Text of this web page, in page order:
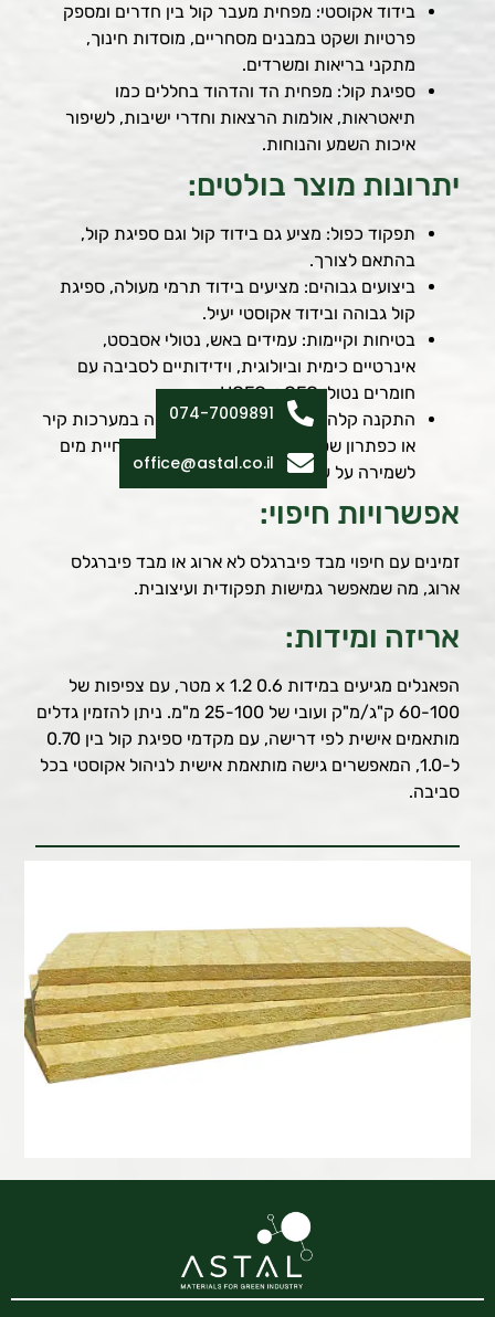
בידוד אקוסטי: מפחית מעבר קול בין חדרים ומספק
פרטיות ושקט במבנים מסחריים, מוסדות חינוך,
מתקני בריאות ומשרדים.
ספיגת קול: מפחית הד והדהוד בחללים כמו
תיאטראות, אולמות הרצאות וחדרי ישיבות, לשיפור
איכות השמע והנוחות.
יתרונות מוצר בולטים:
תפקוד כפול: מציע גם בידוד קול וגם ספיגת קול,
בהתאם לצורך.
ביצועים גבוהים: מציעים בידוד תרמי מעולה, ספיגת
קול גבוהה ובידוד אקוסטי יעיל.
בטיחות וקיימות: עמידים באש, נטולי אסבסט,
אינרטיים כימית וביולוגית, וידידותיים לסביבה עם
חומרים נטולי CFC ו-HCFC.
התקנה קלה: מיועדים להתקנה פשוטה במערכות קיר
או כפתרון שטוח על הקירות, עם תכונות דחיית מים
לשמירה על עמידות.
אפשרויות חיפוי:
זמינים עם חיפוי מבד פיברגלס לא ארוג או מבד פיברגלס
ארוג, מה שמאפשר גמישות תפקודית ועיצובית.
אריזה ומידות:
הפאנלים מגיעים במידות 0.6 x 1.2 מטר, עם צפיפות של
60-100 ק"ג/מ"ק ועובי של 25-100 מ"מ. ניתן להזמין גדלים
מותאמים אישית לפי דרישה, עם מקדמי ספיגת קול בין 0.70
ל-1.0, המאפשרים גישה מותאמת אישית לניהול אקוסטי בכל
סביבה.
074-7009891
office@astal.co.il